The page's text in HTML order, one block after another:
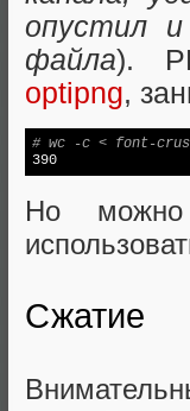
опустил и
файла).
optipng,
# wc -c < font-
390
Но можно
Сжатие